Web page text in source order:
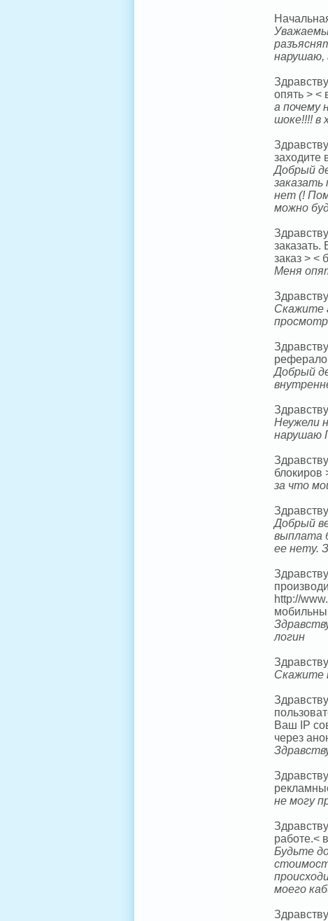
нарушаю,
опять > <
а почему
шоке!!!! в
заходите
Добрый
нет (!
можно
заказ > <
Меня
Скажите
Добрый
Неужели
блокиров
за что
Добрый
выплата
ее нету.
http://
логин
Скажите
Ваш IP
через
не могу
работе.<
Будьте
моего